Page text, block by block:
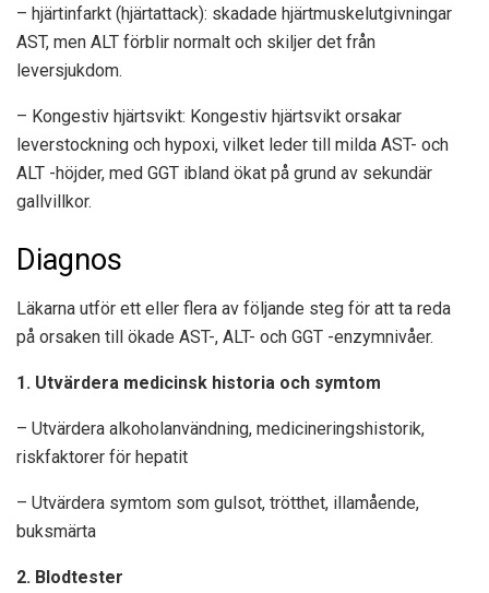
– hjärtinfarkt (hjärtattack): skadade hjärtmuskelutgivningar
AST, men ALT förblir normalt och skiljer det från
leversjukdom.
– Kongestiv hjärtsvikt: Kongestiv hjärtsvikt orsakar
leverstockning och hypoxi, vilket leder till milda AST- och
ALT -höjder, med GGT ibland ökat på grund av sekundär
gallvillkor.
Diagnos
Läkarna utför ett eller flera av följande steg för att ta reda
på orsaken till ökade AST-, ALT- och GGT -enzymnivåer.
1. Utvärdera medicinsk historia och symtom
– Utvärdera alkoholanvändning, medicineringshistorik,
riskfaktorer för hepatit
– Utvärdera symtom som gulsot, trötthet, illamående,
buksmärta
2. Blodtester